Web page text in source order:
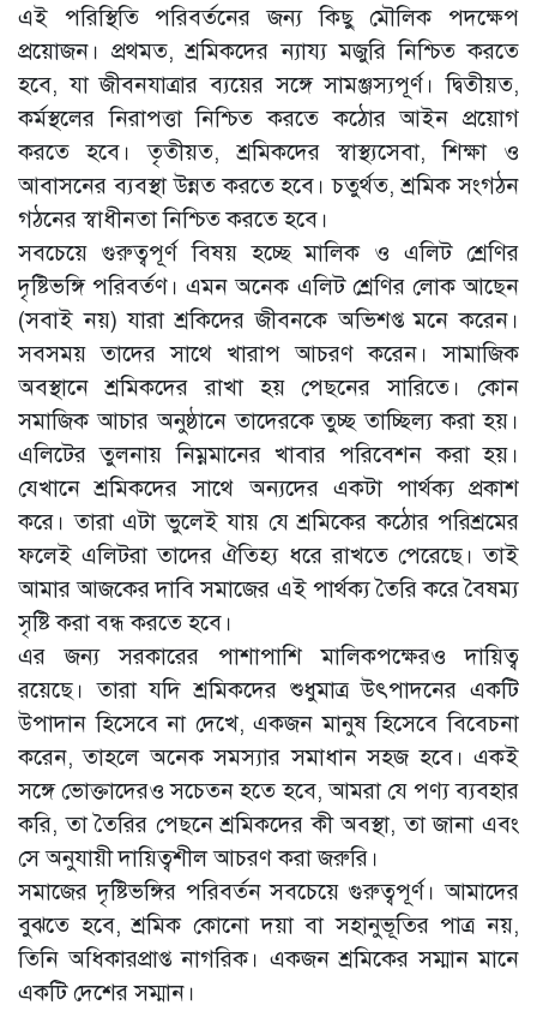
এই পরিস্থিতি পরিবর্তনের জন্য কিছু মৌলিক পদক্ষেপ
প্রয়োজন। প্রথমত, শ্রমিকদের ন্যায্য মজুরি নিশ্চিত করতে
হবে, যা জীবনযাত্রার ব্যয়ের সঙ্গে সামঞ্জস্যপূর্ণ। দ্বিতীয়ত,
কর্মস্থলের নিরাপত্তা নিশ্চিত করতে কঠোর আইন প্রয়োগ
করতে হবে। তৃতীয়ত, শ্রমিকদের স্বাস্থ্যসেবা, শিক্ষা ও
আবাসনের ব্যবস্থা উন্নত করতে হবে। চতুর্থত, শ্রমিক সংগঠন
গঠনের স্বাধীনতা নিশ্চিত করতে হবে।
সবচেয়ে গুরুত্বপূর্ণ বিষয় হচ্ছে মালিক ও এলিট শ্রেণির
দৃষ্টিভঙ্গি পরিবর্তণ। এমন অনেক এলিট শ্রেণির লোক আছেন
(সবাই নয়) যারা শ্রকিদের জীবনকে অভিশপ্ত মনে করেন।
সবসময় তাদের সাথে খারাপ আচরণ করেন। সামাজিক
অবস্থানে শ্রমিকদের রাখা হয় পেছনের সারিতে। কোন
সমাজিক আচার অনুষ্ঠানে তাদেরকে তুচ্ছ তাচ্ছিল্য করা হয়।
এলিটের তুলনায় নিম্নমানের খাবার পরিবেশন করা হয়।
যেখানে শ্রমিকদের সাথে অন্যদের একটা পার্থক্য প্রকাশ
করে। তারা এটা ভুলেই যায় যে শ্রমিকের কঠোর পরিশ্রমের
ফলেই এলিটরা তাদের ঐতিহ্য ধরে রাখতে পেরেছে। তাই
আমার আজকের দাবি সমাজের এই পার্থক্য তৈরি করে বৈষম্য
সৃষ্টি করা বন্ধ করতে হবে।
এর জন্য সরকারের পাশাপাশি মালিকপক্ষেরও দায়িত্ব
রয়েছে। তারা যদি শ্রমিকদের শুধুমাত্র উৎপাদনের একটি
উপাদান হিসেবে না দেখে, একজন মানুষ হিসেবে বিবেচনা
করেন, তাহলে অনেক সমস্যার সমাধান সহজ হবে। একই
সঙ্গে ভোক্তাদেরও সচেতন হতে হবে, আমরা যে পণ্য ব্যবহার
করি, তা তৈরির পেছনে শ্রমিকদের কী অবস্থা, তা জানা এবং
সে অনুযায়ী দায়িত্বশীল আচরণ করা জরুরি।
সমাজের দৃষ্টিভঙ্গির পরিবর্তন সবচেয়ে গুরুত্বপূর্ণ। আমাদের
বুঝতে হবে, শ্রমিক কোনো দয়া বা সহানুভূতির পাত্র নয়,
তিনি অধিকারপ্রাপ্ত নাগরিক। একজন শ্রমিকের সম্মান মানে
একটি দেশের সম্মান।